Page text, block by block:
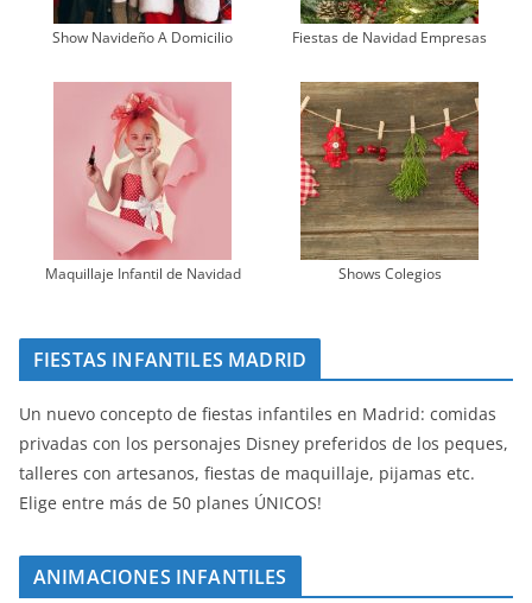
Show Navideño A Domicilio Fiestas de Navidad Empresas
Maquillaje Infantil de Navidad Shows Colegios
FIESTAS INFANTILES MADRID
Un nuevo concepto de fiestas infantiles en Madrid: comidas
privadas con los personajes Disney preferidos de los peques,
talleres con artesanos, fiestas de maquillaje, pijamas etc.
Elige entre más de 50 planes ÚNICOS!
ANIMACIONES INFANTILES